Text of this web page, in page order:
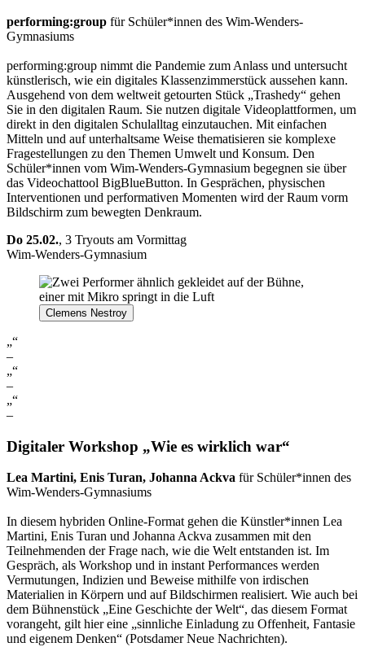
performing:group für Schüler*innen des Wim-Wenders-
Gymnasiums
performing:group nimmt die Pandemie zum Anlass und untersucht
künstlerisch, wie ein digitales Klassenzimmerstück aussehen kann.
Ausgehend von dem weltweit getourten Stück „Trashedy“ gehen
Sie in den digitalen Raum. Sie nutzen digitale Videoplattformen, um
direkt in den digitalen Schulalltag einzutauchen. Mit einfachen
Mitteln und auf unterhaltsame Weise thematisieren sie komplexe
Fragestellungen zu den Themen Umwelt und Konsum. Den
Schüler*innen vom Wim-Wenders-Gymnasium begegnen sie über
das Videochattool BigBlueButton. In Gesprächen, physischen
Interventionen und performativen Momenten wird der Raum vorm
Bildschirm zum bewegten Denkraum.
Do 25.02., 3 Tryouts am Vormittag
Wim-Wenders-Gymnasium
Clemens Nestroy
„“
–
„“
–
„“
–
Digitaler Workshop „Wie es wirklich war“
Lea Martini, Enis Turan, Johanna Ackva für Schüler*innen des
Wim-Wenders-Gymnasiums
In diesem hybriden Online-Format gehen die Künstler*innen Lea
Martini, Enis Turan und Johanna Ackva zusammen mit den
Teilnehmenden der Frage nach, wie die Welt entstanden ist. Im
Gespräch, als Workshop und in instant Performances werden
Vermutungen, Indizien und Beweise mithilfe von irdischen
Materialien in Körpern und auf Bildschirmen realisiert. Wie auch bei
dem Bühnenstück „Eine Geschichte der Welt“, das diesem Format
vorangeht, gilt hier eine „sinnliche Einladung zu Offenheit, Fantasie
und eigenem Denken“ (Potsdamer Neue Nachrichten).